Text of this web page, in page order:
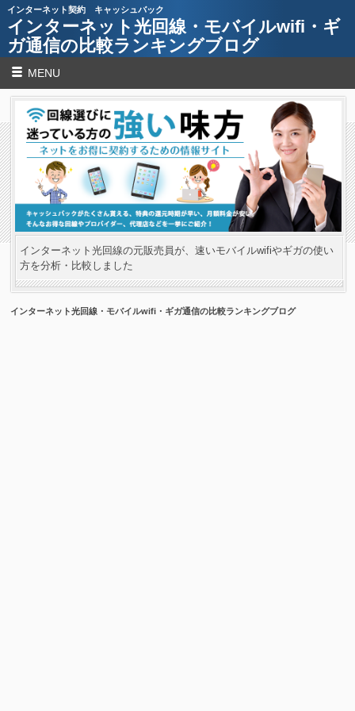
インターネット契約 キャッシュバック
インターネット光回線・モバイルwifi・ギ
ガ通信の比較ランキングブログ
MENU
インターネット光回線の元販売員が、速いモバイルwifiやギガの使い
方を分析・比較しました
インターネット光回線・モバイルwifi・ギガ通信の比較ランキングブログ